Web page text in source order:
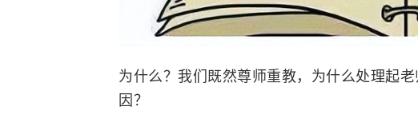
为什么？我们既然尊师重教，为什么处理起
因？